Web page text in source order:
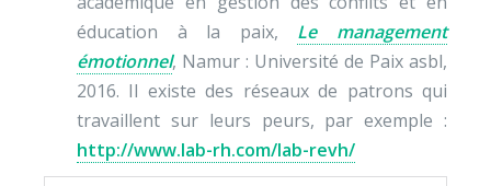
éducation à la paix, Le management
émotionnel, Namur : Université de Paix asbl,
2016. Il existe des réseaux de patrons qui
travaillent sur leurs peurs, par exemple :
http://www.lab-rh.com/lab-revh/